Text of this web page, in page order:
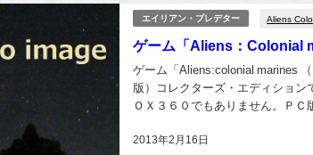
エイリアン・プレデター Aliens
ゲーム「Aliens：Colonial
2013年2月16日
ゲーム「Aliens:colonial marines
版）コレクターズ・エディション
ＯＸ３６０でもありません。ＰＣ